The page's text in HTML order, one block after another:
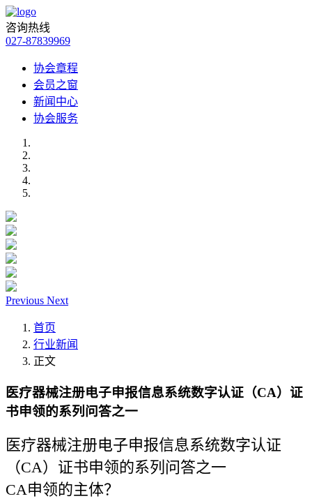
咨询热线
027-87839969
协会章程
会员之窗
新闻中心
协会服务
Previous Next
首页
行业新闻
正文
医疗器械注册电子申报信息系统数字认证（CA）证
书申领的系列问答之一
医疗器械注册电子申报信息系统数字认证
（CA）证书申领的系列问答之一
CA申领的主体？